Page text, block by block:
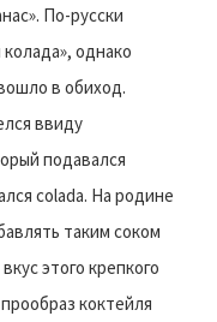
По-русски
однако
в обиход.
ввиду
подавался
colada. На родине
таким соком
этого крепкого
коктейля